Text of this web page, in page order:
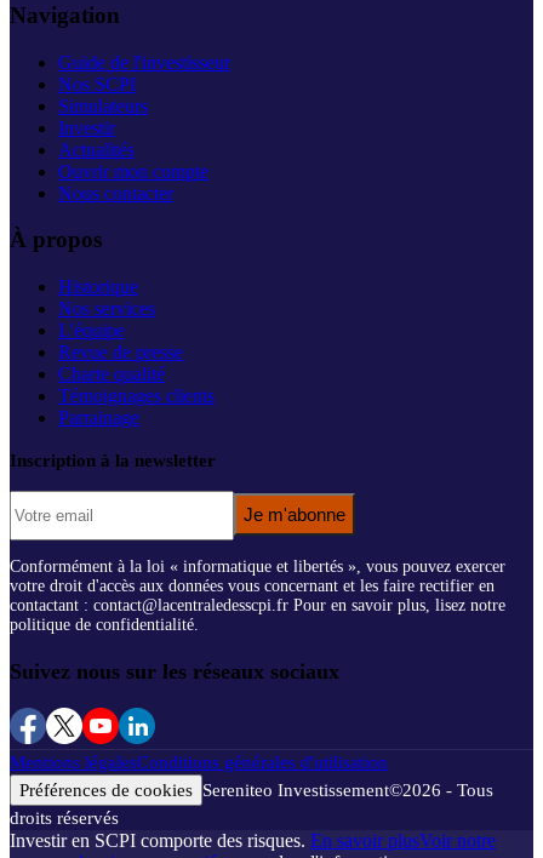
Navigation
Guide de l'investisseur
Nos SCPI
Simulateurs
Investir
Actualités
Ouvrir mon compte
Nous contacter
À propos
Historique
Nos services
L'équipe
Revue de presse
Charte qualité
Témoignages clients
Parrainage
Inscription à la newsletter
Je m'abonne
Conformément à la loi « informatique et libertés », vous pouvez exercer
votre droit d'accès aux données vous concernant et les faire rectifier en
contactant : contact@lacentraledesscpi.fr Pour en savoir plus, lisez notre
politique de confidentialité.
Suivez nous sur les réseaux sociaux
Mentions légalesConditions générales d'utilisation
Préférences de cookies Sereniteo Investissement©2026 - Tous
droits réservés
Investir en SCPI comporte des risques. En savoir plusVoir notre